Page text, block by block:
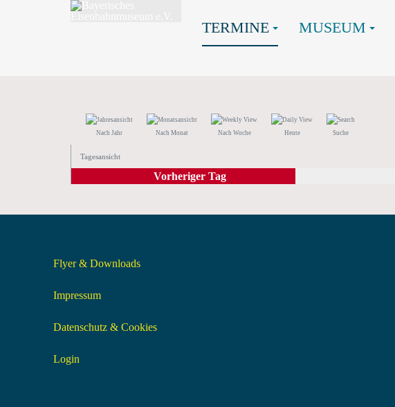
TERMINE MUSEUM
Nach Jahr Nach Monat Nach Woche Heute Suche
Tagesansicht
Vorheriger Tag
Flyer & Downloads
Impressum
Datenschutz & Cookies
Login